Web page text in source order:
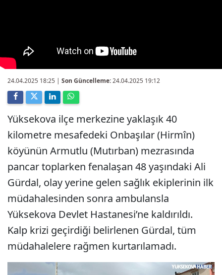
24.04.2025 18:25 | Son Güncelleme:24.04.2025 19:12
Yüksekova ilçe merkezine yaklaşık 40
kilometre mesafedeki Onbaşılar (Hirmîn)
köyünün Armutlu (Mutırban) mezrasında
pancar toplarken fenalaşan 48 yaşındaki Ali
Gürdal, olay yerine gelen sağlık ekiplerinin ilk
müdahalesinden sonra ambulansla
Yüksekova Devlet Hastanesi’ne kaldırıldı.
Kalp krizi geçirdiği belirlenen Gürdal, tüm
müdahalelere rağmen kurtarılamadı.